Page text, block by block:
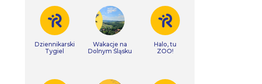
Dziennikarski
Tygiel
Wakacje na
Dolnym Śląsku
Halo, tu
ZOO!